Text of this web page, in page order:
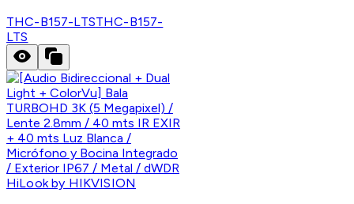
THC-B157-LTSTHC-B157-
LTS
HiLook by HIKVISION